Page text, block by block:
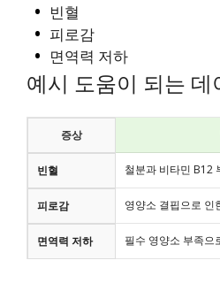
빈혈
피로감
면역력 저하
예시 도움이 되는 데
증상
빈혈 철분과 비타민 B12
피로감 영양소 결핍으로 인
면역력 저하 필수 영양소 부족으